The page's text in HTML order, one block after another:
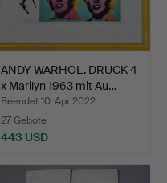
ANDY WARHOL. DRUCK 4
x Marilyn 1963 mit Au…
Beendet 10. Apr 2022
27 Gebote
443 USD